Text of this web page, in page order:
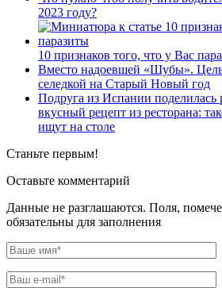
2023 году?
10 признаков того, что у Вас
Вместо надоевшей «Шубы».
селедкой на Старый Новый год
Подруга из Испании поделилась
вкусный рецепт из ресторана:
ищут на столе
Станьте первым!
Оставьте комментарий
Данные не разглашаются. Поля,
обязательны для заполнения